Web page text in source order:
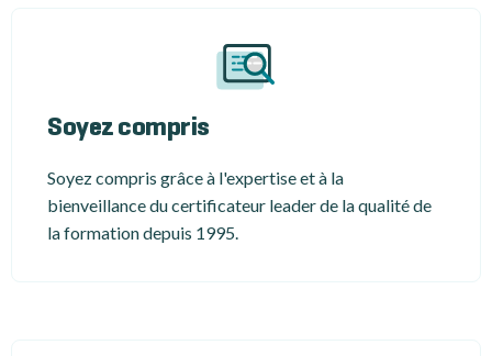
Soyez compris
Soyez compris grâce à l'expertise et à la
bienveillance du certificateur leader de la qualité de
la formation depuis 1995.